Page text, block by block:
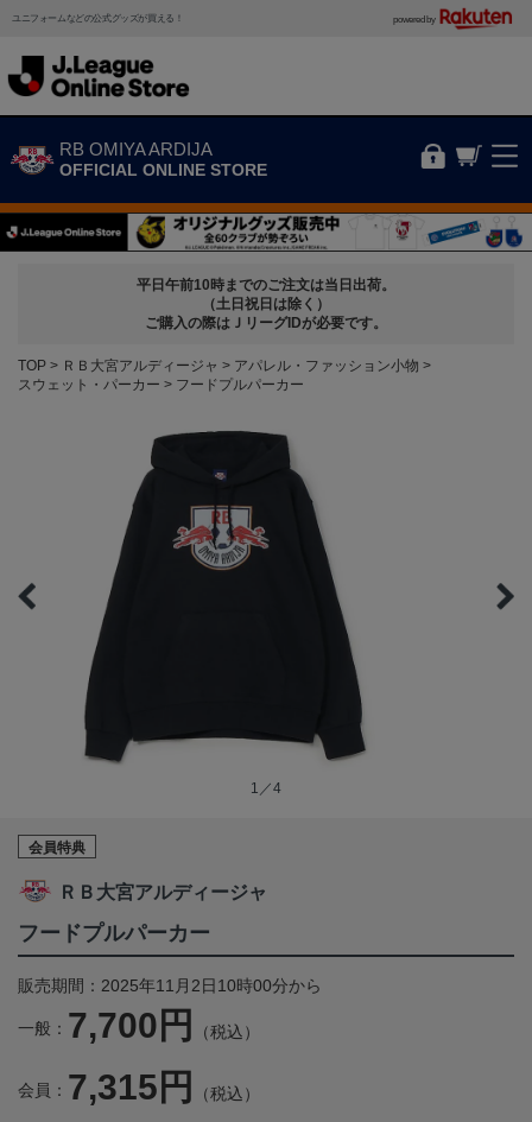
ユニフォームなどの公式グッズが買える！ powered by
RB OMIYA ARDIJA
OFFICIAL ONLINE STORE
平日午前10時までのご注文は当日出荷。
（土日祝日は除く）
ご購入の際はＪリーグIDが必要です。
TOP ＲＢ大宮アルディージャ
アパレル・ファッション小物
スウェット・パーカー
フードプルパーカー
1／4
会員特典
ＲＢ大宮アルディージャ
フードプルパーカー
販売期間：2025年11月2日10時00分から
一般： 7,700円 （税込）
会員： 7,315円 （税込）